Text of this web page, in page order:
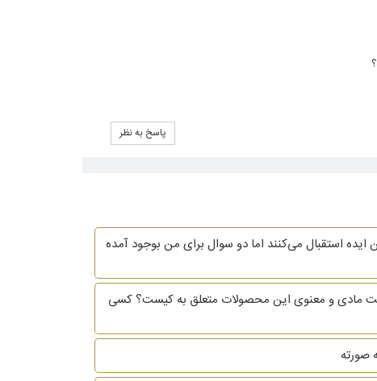
پاسخ به نظر
ایده استقبال می‌کنند اما دو سوال برای من بوجود آمده
مادی و معنوی این محصولات متعلق به کیست؟ کسی
صورته